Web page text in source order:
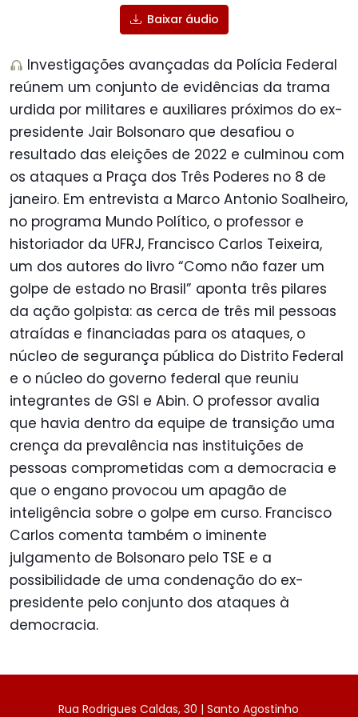
Baixar áudio
Investigações avançadas da Polícia Federal
reúnem um conjunto de evidências da trama
urdida por militares e auxiliares próximos do ex-
presidente Jair Bolsonaro que desafiou o
resultado das eleições de 2022 e culminou com
os ataques a Praça dos Três Poderes no 8 de
janeiro. Em entrevista a Marco Antonio Soalheiro,
no programa Mundo Político, o professor e
historiador da UFRJ, Francisco Carlos Teixeira,
um dos autores do livro “Como não fazer um
golpe de estado no Brasil” aponta três pilares
da ação golpista: as cerca de três mil pessoas
atraídas e financiadas para os ataques, o
núcleo de segurança pública do Distrito Federal
e o núcleo do governo federal que reuniu
integrantes de GSI e Abin. O professor avalia
que havia dentro da equipe de transição uma
crença da prevalência nas instituições de
pessoas comprometidas com a democracia e
que o engano provocou um apagão de
inteligência sobre o golpe em curso. Francisco
Carlos comenta também o iminente
julgamento de Bolsonaro pelo TSE e a
possibilidade de uma condenação do ex-
presidente pelo conjunto dos ataques à
democracia.
Rua Rodrigues Caldas, 30 | Santo Agostinho